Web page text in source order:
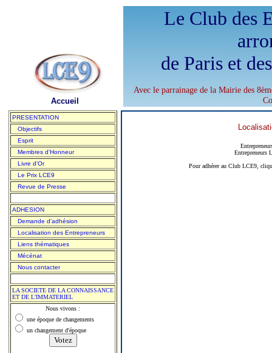
Accueil
Le Club des
de Paris et
Avec le parrainage de la Mairie des
PRESENTATION
Objectifs
Esprit
Membres d'Honneur
Livre d'Or
Le Prix LCE9
Revue de Presse
ADHESION
Demande d'adhésion
Localisation des Entrepreneurs
Liens thématiques
Mécénat
Nous contacter
LA SOCIETE DE LA CONNAISSANCE
ET DE L'IMMATERIEL
Nous vivons :
une époque de changements
un changement d'époque
Entrepreneurs
Pour adhérer au Club LCE9,